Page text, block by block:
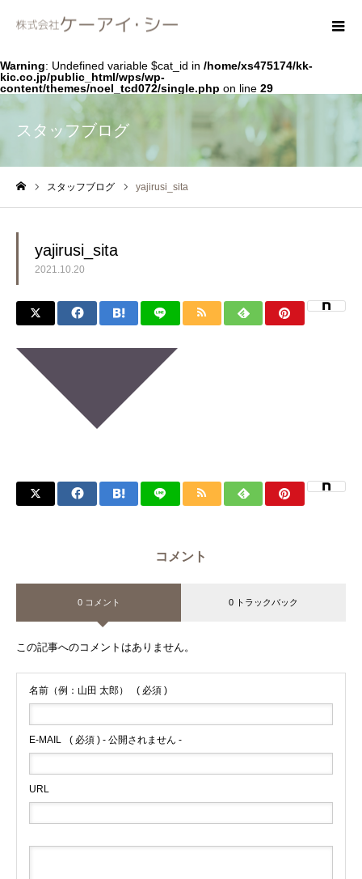
Warning: Undefined variable $cat_id in /home/xs475174/kk-
kic.co.jp/public_html/wps/wp-
content/themes/noel_tcd072/single.php on line 29
スタッフブログ
スタッフブログ yajirusi_sita
yajirusi_sita
2021.10.20
コメント
0 コメント 0 トラックバック
この記事へのコメントはありません。
名前（例：山田 太郎） ( 必須 )
E-MAIL ( 必須 ) - 公開されません -
URL